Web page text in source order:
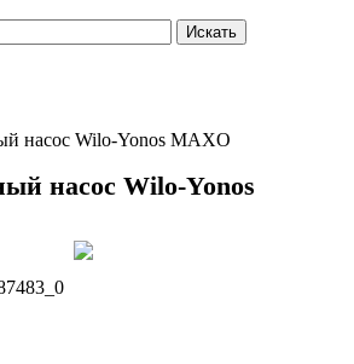
Искать
насос Wilo-Yonos MAXO
насос Wilo-Yonos